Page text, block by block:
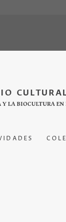
LA BIOCULTURA EN